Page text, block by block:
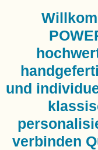
und
verbinden